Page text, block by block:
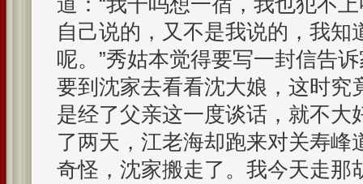
自己说的，又不是我说的，我知
呢。”秀姑本觉得要写一封信告
要到沈家去看看沈大娘，这时究
是经了父亲这一度谈话，就不大
了两天，江老海却跑来对关寿峰
奇怪，沈家搬走了。我今天走那